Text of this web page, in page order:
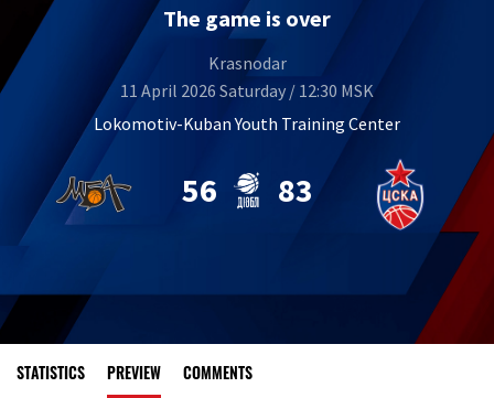
The game is over
Krasnodar
11 April 2026 Saturday / 12:30 MSK
Lokomotiv-Kuban Youth Training Center
56 83
STATISTICS PREVIEW COMMENTS